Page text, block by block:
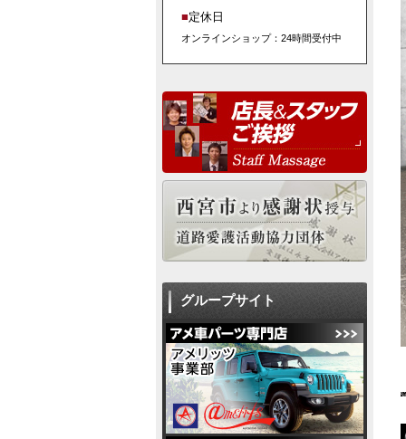
■定休日
オンラインショップ：24時間受付中
グループサイト